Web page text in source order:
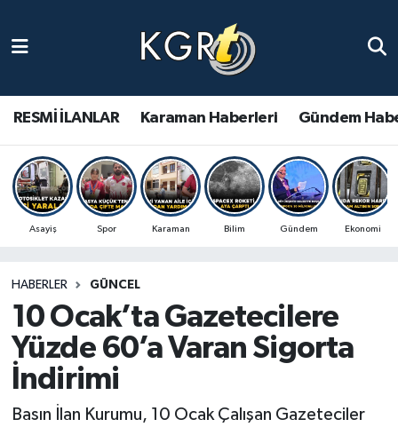
RESMİ İLANLAR Karaman Haberleri Gündem
Asayiş Spor Karaman Bilim Gündem Ekonomi
HABERLER GÜNCEL
10 Ocak’ta Gazetecilere
Yüzde 60’a Varan Sigorta
İndirimi
Basın İlan Kurumu, 10 Ocak Çalışan Gazeteciler
Gündem Haberleri
Güncel Haberler
Spor Haberleri
Ulusal Haberler
Vefat Edenler